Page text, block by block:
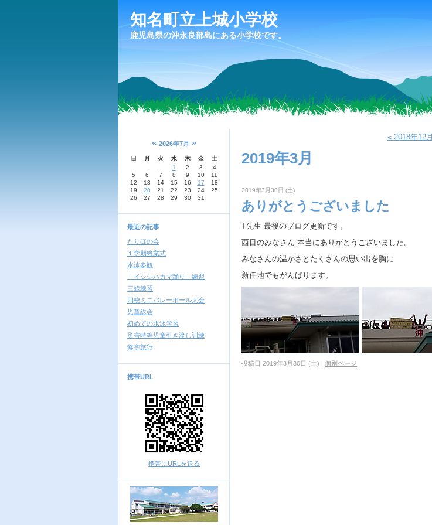
知名町立上城小学校
鹿児島県の沖永良部島にある小学校です。
« 2026年7月 »
日 月 火 水 木 金
土
1
2 3
4
5
6 7 8 9 10
11
12
13 14 15 16 17
18
19
20 21 22 23 24
25
26
27 28 29 30 31
最近の記事
たりほの会
１学期終業式
水泳参観
「イシシハカマ踊り」練習
三線練習
四校ミニバレーボール大会
児童総会
初めての水泳学習
災害時等児童引き渡し訓練
修学旅行
携帯URL
携帯にURLを送る
« 2018年12月
2019年3月
2019年3月30日 (土)
ありがとうございました
T先生 最後のブログ更新です。
西目のみなさん 本当にありがとうございました。
みなさんの温かさとたくさんの思い出を胸に
新任地でもがんばります。
投稿日 2019年3月30日 (土) | 個別ページ